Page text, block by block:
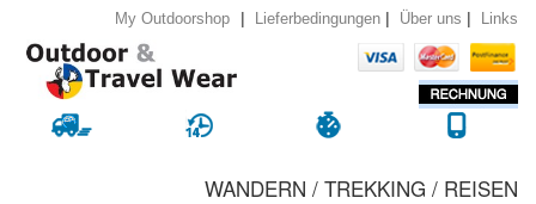
My Outdoorshop | Lieferbedingungen | Über uns | Links
WANDERN / TREKKING / REISEN